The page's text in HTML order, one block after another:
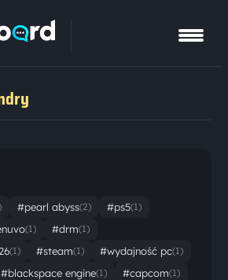
#pearl abyss(2) #ps5(1)
(1) #drm(1)
(1) #steam(1) #wydajność pc(1)
#blackspace engine(1) #capcom(1)